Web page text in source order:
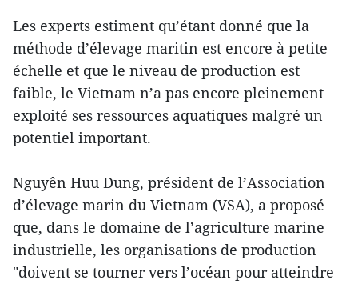
Les experts estiment qu’étant donné que la
méthode d’élevage maritin est encore à petite
échelle et que le niveau de production est
faible, le Vietnam n’a pas encore pleinement
exploité ses ressources aquatiques malgré un
potentiel important.
Nguyên Huu Dung, président de l’Association
d’élevage marin du Vietnam (VSA), a proposé
que, dans le domaine de l’agriculture marine
industrielle, les organisations de production
"doivent se tourner vers l’océan pour atteindre